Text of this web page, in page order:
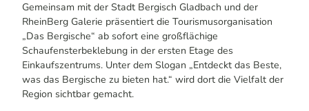
Gemeinsam mit der Stadt Bergisch Gladbach und der
RheinBerg Galerie präsentiert die Tourismusorganisation
„Das Bergische“ ab sofort eine großflächige
Schaufensterbeklebung in der ersten Etage des
Einkaufszentrums. Unter dem Slogan „Entdeckt das Beste,
was das Bergische zu bieten hat.“ wird dort die Vielfalt der
Region sichtbar gemacht.